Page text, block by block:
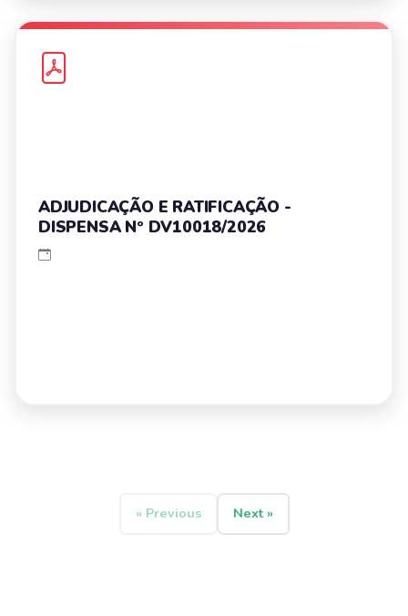
ADJUDICAÇÃO E RATIFICAÇÃO -
DISPENSA Nº DV10018/2026
« Previous Next »